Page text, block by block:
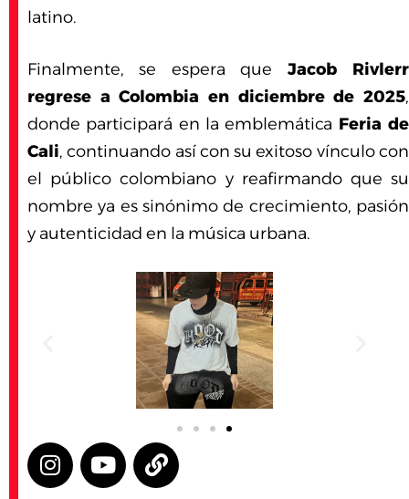
latino.
Finalmente, se espera que Jacob Rivlerr
regrese a Colombia en diciembre de 2025,
donde participará en la emblemática Feria de
Cali, continuando así con su exitoso vínculo con
el público colombiano y reafirmando que su
nombre ya es sinónimo de crecimiento, pasión
y autenticidad en la música urbana.